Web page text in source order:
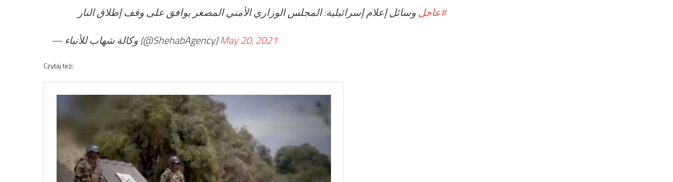
#عاجلوسائل إعلام إسرائيلية: المجلس الوزاري الأمني المصغر يوافق على وقف إطلاق النار
— وكالة شهاب للأنباء (@ShehabAgency)May 20, 2021
Czytaj też: